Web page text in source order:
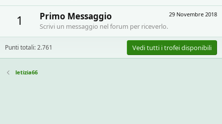
1 29 Novembre 2018
Primo Messaggio
Scrivi un messaggio nel forum per riceverlo.
Punti totali: 2.761 Vedi tutti i trofei disponibili
letizia66